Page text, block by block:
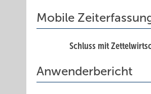
Mobile
Schluss mit
Anwenderbericht